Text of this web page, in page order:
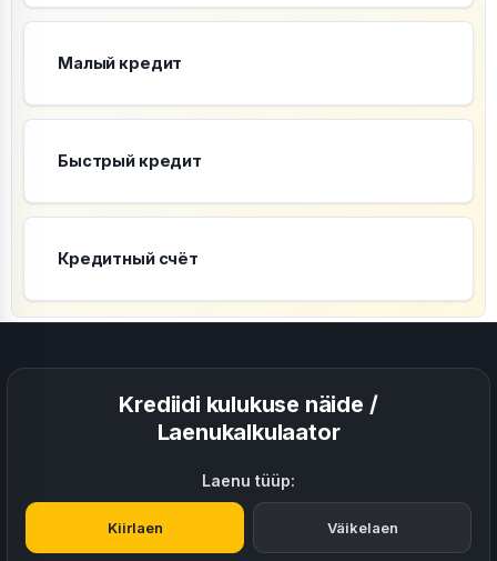
Малый кредит
Быстрый кредит
Кредитный счёт
Krediidi kulukuse näide /
Laenukalkulaator
Laenu tüüp:
Kiirlaen Väikelaen